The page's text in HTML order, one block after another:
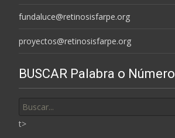
fundaluce@retinosisfarpe.org
proyectos@retinosisfarpe.org
BUSCAR Palabra o Número
por:
t>